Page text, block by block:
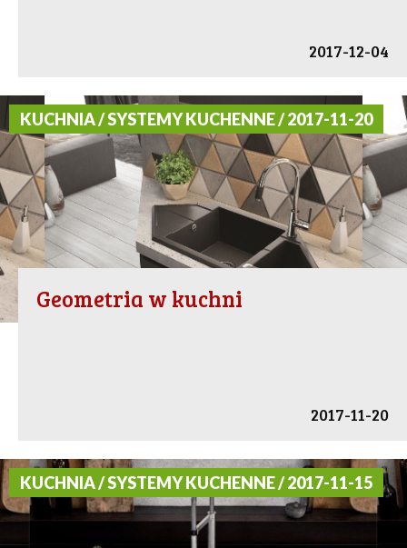
2017-12-04
KUCHNIA / SYSTEMY KUCHENNE / 2017-11-20
Geometria w kuchni
2017-11-20
KUCHNIA / SYSTEMY KUCHENNE / 2017-11-15